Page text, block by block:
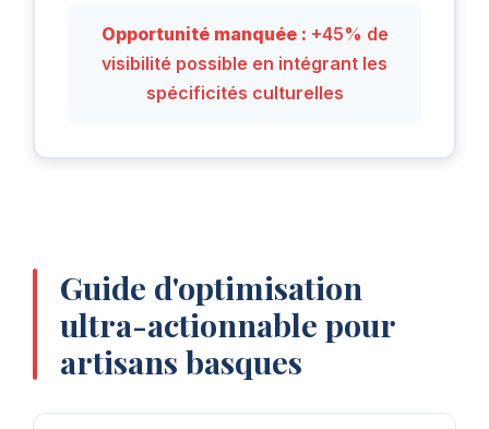
Opportunité manquée : +45% de
visibilité possible en intégrant les
spécificités culturelles
Guide d'optimisation
ultra-actionnable pour
artisans basques